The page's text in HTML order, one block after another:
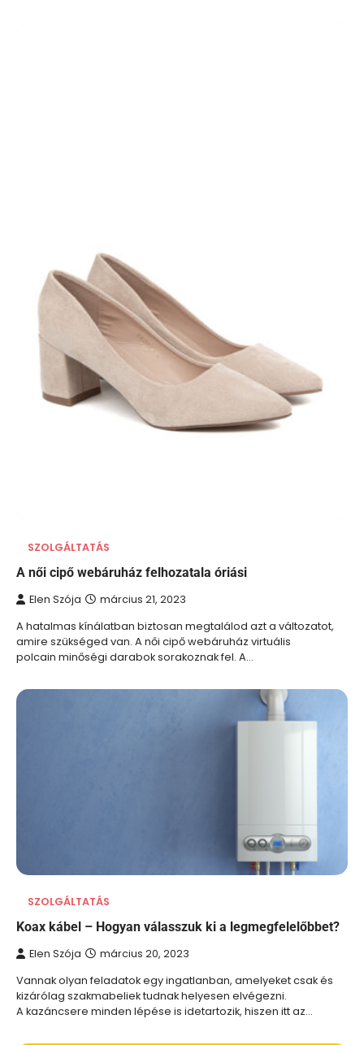
SZOLGÁLTATÁS
A női cipő webáruház felhozatala óriási
Elen Szója március 21, 2023
A hatalmas kínálatban biztosan megtalálod azt a változatot,
amire szükséged van. A női cipő webáruház virtuális
polcain minőségi darabok sorakoznak fel. A…
SZOLGÁLTATÁS
Koax kábel – Hogyan válasszuk ki a legmegfelelőbbet?
Elen Szója március 20, 2023
Vannak olyan feladatok egy ingatlanban, amelyeket csak és
kizárólag szakmabeliek tudnak helyesen elvégezni.
A kazáncsere minden lépése is idetartozik, hiszen itt az…